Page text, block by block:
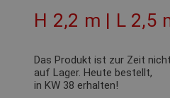
H 2,2 m | L 2,5
Das Produkt ist zur Zeit nicht
auf Lager. Heute bestellt,
in KW 38 erhalten!